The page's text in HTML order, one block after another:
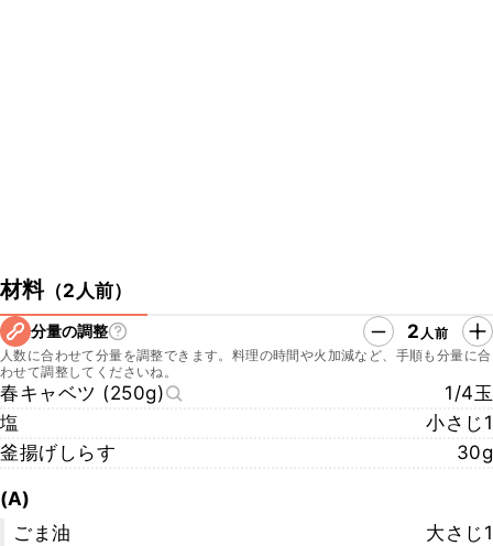
材料（2人前）
分量の調整 2 人前
人数に合わせて分量を調整できます。料理の時間や火加減など、手順も分量に合
わせて調整してくださいね。
春キャベツ (250g)
1/4玉
塩
小さじ1
釜揚げしらす
30g
(A)
ごま油
大さじ1